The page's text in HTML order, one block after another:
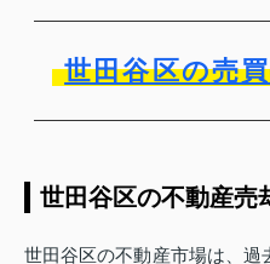
世田谷区の売
世田谷区の不動産売
世田谷区の不動産市場は、過